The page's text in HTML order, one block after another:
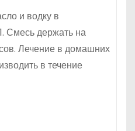
и водку в
Смесь держать на
Лечение в домашних
в течение